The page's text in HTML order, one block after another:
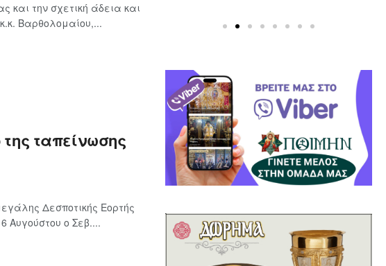
την σχετική άδεια και
Βαρθολομαίου,...
ταπείνωσης
Δεσποτικής Εορτής
Αυγούστου ο Σεβ....